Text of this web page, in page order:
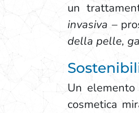
un
invasiva –
della pelle,
Un
cosmetica